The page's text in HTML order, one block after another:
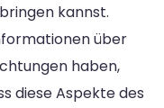
kannst.
über
haben,
diese Aspekte des